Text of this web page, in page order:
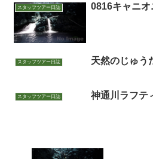
スタッフツアー日誌 0816キャニ
スタッフツアー日誌 天然のじゅう
スタッフツアー日誌 神通川ラフテ